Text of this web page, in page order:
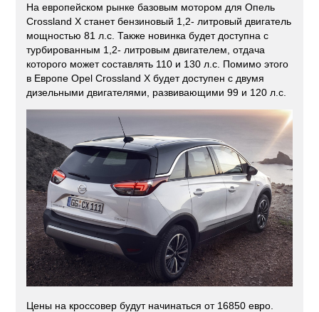
На европейском рынке базовым мотором для Опель
Crossland X станет бензиновый 1,2- литровый двигатель
мощностью 81 л.с. Также новинка будет доступна с
турбированным 1,2- литровым двигателем, отдача
которого может составлять 110 и 130 л.с. Помимо этого
в Европе Opel Crossland X будет доступен с двумя
дизельными двигателями, развивающими 99 и 120 л.с.
Цены на кроссовер будут начинаться от 16850 евро.